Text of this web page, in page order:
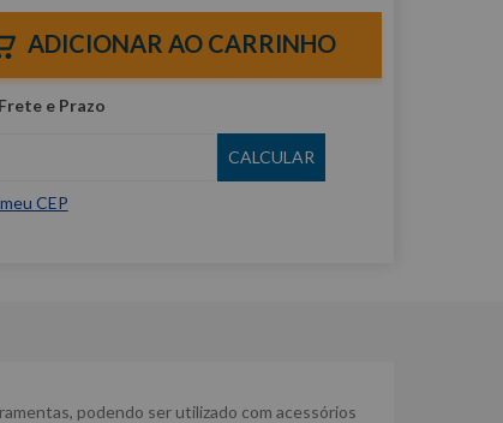
ADICIONAR AO CARRINHO
CEP
podendo ser utilizado com acessórios